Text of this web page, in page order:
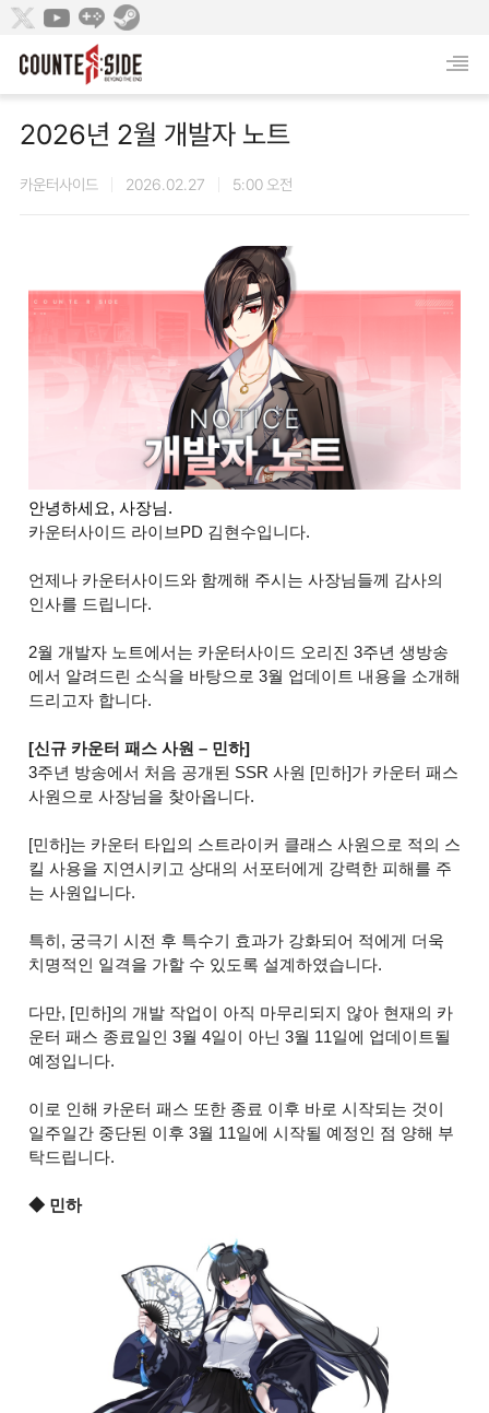
2026년 2월 개발자 노트
카운터사이드 2026.02.27 5:00 오전
안녕하세요, 사장님.
카운터사이드 라이브PD 김현수입니다.
언제나 카운터사이드와 함께해 주시는 사장님들께 감사의
인사를 드립니다.
2월 개발자 노트에서는 카운터사이드 오리진 3주년 생방송
에서 알려드린 소식을 바탕으로 3월 업데이트 내용을 소개해
드리고자 합니다.
[신규 카운터 패스 사원 – 민하]
3주년 방송에서 처음 공개된 SSR 사원 [민하]가 카운터 패스
사원으로 사장님을 찾아옵니다.
[민하]는 카운터 타입의 스트라이커 클래스 사원으로 적의 스
킬 사용을 지연시키고 상대의 서포터에게 강력한 피해를 주
는 사원입니다.
특히, 궁극기 시전 후 특수기 효과가 강화되어 적에게 더욱
치명적인 일격을 가할 수 있도록 설계하였습니다.
다만, [민하]의 개발 작업이 아직 마무리되지 않아 현재의 카
운터 패스 종료일인 3월 4일이 아닌 3월 11일에 업데이트될
예정입니다.
이로 인해 카운터 패스 또한 종료 이후 바로 시작되는 것이
일주일간 중단된 이후 3월 11일에 시작될 예정인 점 양해 부
탁드립니다.
◆ 민하